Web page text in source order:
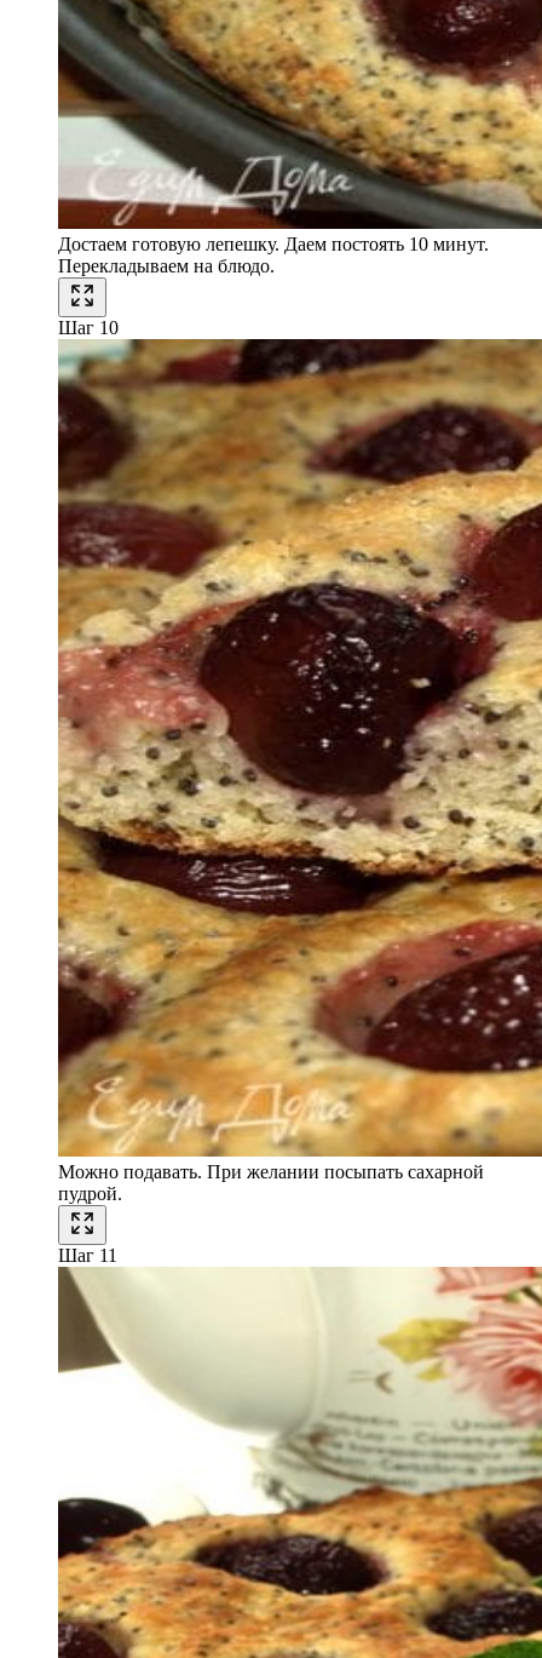
Достаем готовую лепешку. Даем постоять 10 минут.
Перекладываем на блюдо.
Шаг 10
Можно подавать. При желании посыпать сахарной
пудрой.
Шаг 11